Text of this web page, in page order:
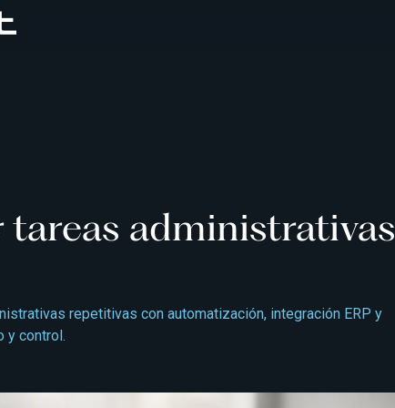
administrativas
repetitivas con automatización, integración ERP y
y control.